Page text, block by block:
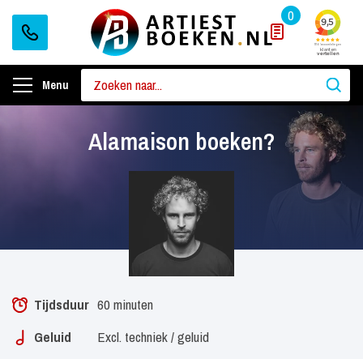
0
Menu
Alamaison boeken?
Tijdsduur 60 minuten
Geluid
Excl. techniek / geluid